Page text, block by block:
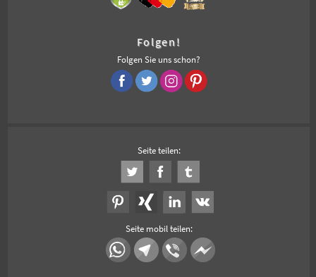
Folgen!
Folgen Sie uns schon?
Seite teilen:
Seite mobil teilen: